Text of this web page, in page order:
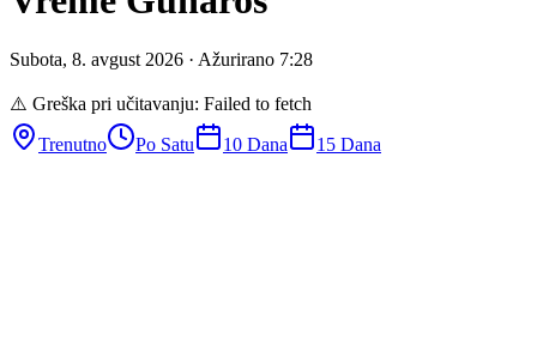
Subota, 8. avgust 2026 · Ažurirano 7:28
⚠️ Greška pri učitavanju: Failed to fetch
Trenutno
Po Satu 10 Dana 15 Dana